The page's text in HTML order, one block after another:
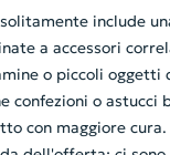
include
a accessori
o piccoli oggetti
confezioni o astucci
con maggiore cura.